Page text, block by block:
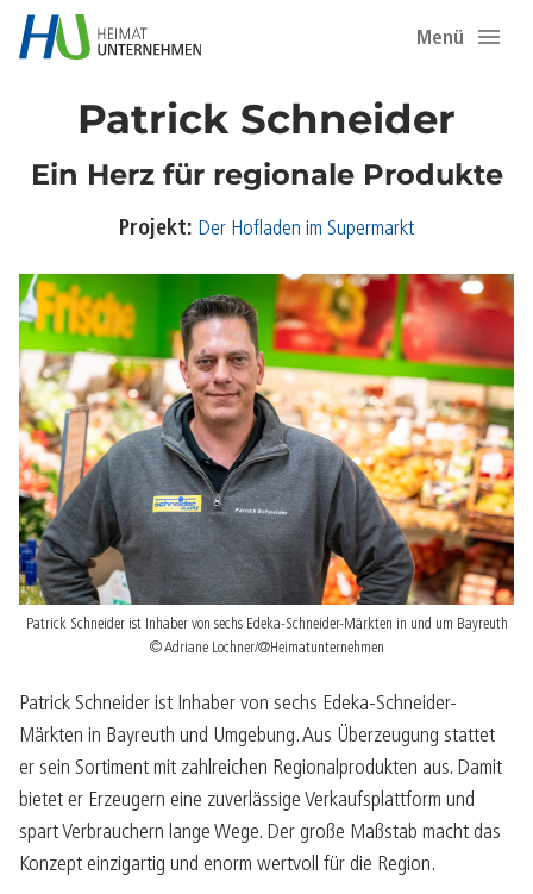
Menü
Patrick Schneider
Ein Herz für regionale Produkte
Projekt: Der Hofladen im Supermarkt
Patrick Schneider ist Inhaber von sechs Edeka-Schneider-Märkten in und um Bayreuth
© Adriane Lochner/@Heimatunternehmen
Patrick Schneider ist Inhaber von sechs Edeka-Schneider-
Märkten in Bayreuth und Umgebung. Aus Überzeugung stattet
er sein Sortiment mit zahlreichen Regionalprodukten aus. Damit
bietet er Erzeugern eine zuverlässige Verkaufsplattform und
spart Verbrauchern lange Wege. Der große Maßstab macht das
Konzept einzigartig und enorm wertvoll für die Region.